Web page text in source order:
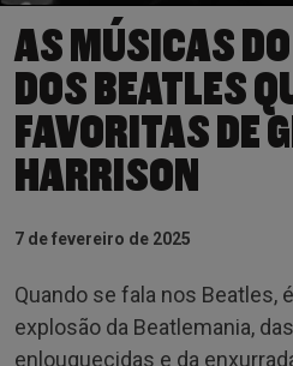
AS MÚSICAS
DOS BEATLES
FAVORITAS DE
HARRISON
7 de fevereiro de 2025
Quando se fala nos Beatles,
explosão da Beatlemania,
enlouquecidas e da